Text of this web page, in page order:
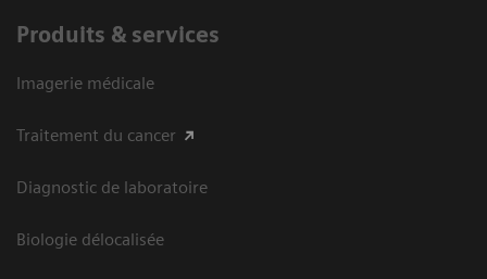
Produits & services
Imagerie médicale
Traitement du cancer
Diagnostic de laboratoire
Biologie délocalisée